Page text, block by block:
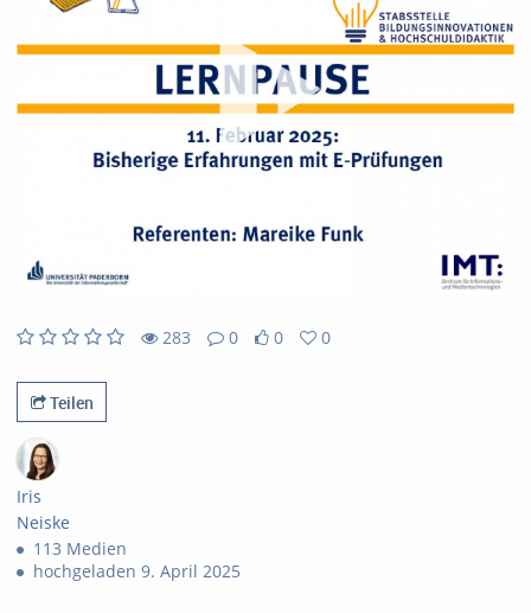
283
views
0
Kommentare
0
likes
0
favorites
Teilen
Iris
Neiske
113 Medien
hochgeladen 9. April 2025